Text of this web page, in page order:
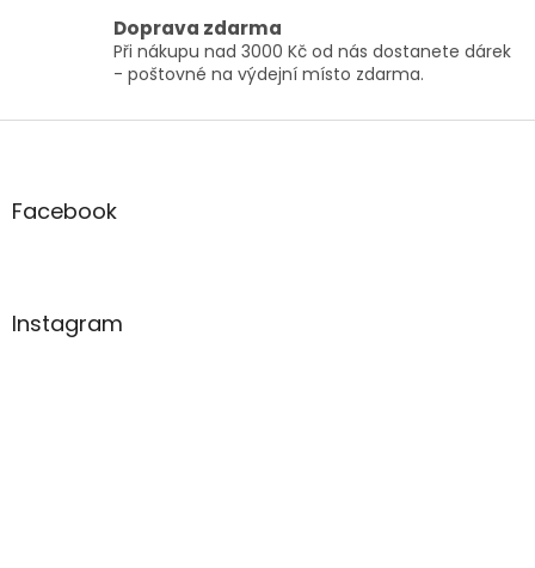
á
d
a
í
Doprava zdarma
Při nákupu nad 3000 Kč od nás dostanete dárek
- poštovné na výdejní místo zdarma.
Z
aFacebook
Instagram